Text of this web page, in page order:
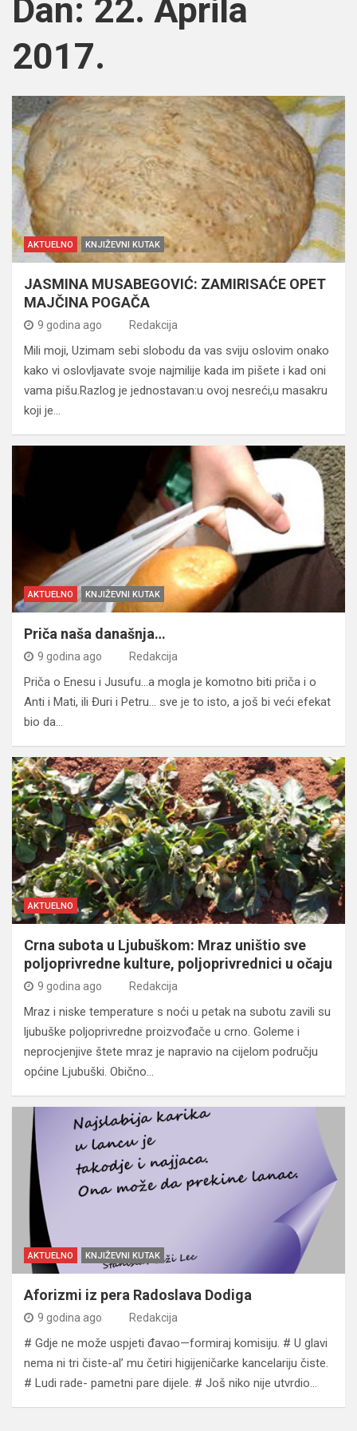
Dan: 22. Aprila
2017.
AKTUELNO KNJIŽEVNI KUTAK
JASMINA MUSABEGOVIĆ: ZAMIRISAĆE OPET
MAJČINA POGAČA
9 godina ago Redakcija
Mili moji, Uzimam sebi slobodu da vas sviju oslovim onako
kako vi oslovljavate svoje najmilije kada im pišete i kad oni
vama pišu.Razlog je jednostavan:u ovoj nesreći,u masakru
koji je…
AKTUELNO KNJIŽEVNI KUTAK
Priča naša današnja…
9 godina ago Redakcija
Priča o Enesu i Jusufu…a mogla je komotno biti priča i o
Anti i Mati, ili Đuri i Petru… sve je to isto, a još bi veći efekat
bio da…
AKTUELNO
Crna subota u Ljubuškom: Mraz uništio sve
poljoprivredne kulture, poljoprivrednici u očaju
9 godina ago Redakcija
Mraz i niske temperature s noći u petak na subotu zavili su
ljubuške poljoprivredne proizvođače u crno. Goleme i
neprocjenjive štete mraz je napravio na cijelom području
općine Ljubuški. Obično…
AKTUELNO KNJIŽEVNI KUTAK
Aforizmi iz pera Radoslava Dodiga
9 godina ago Redakcija
# Gdje ne može uspjeti đavao—formiraj komisiju. # U glavi
nema ni tri čiste-al’ mu četiri higijeničarke kancelariju čiste.
# Ludi rade- pametni pare dijele. # Još niko nije utvrdio…